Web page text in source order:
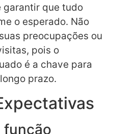
garantir que tudo
o esperado. Não
preocupações ou
pois o
é a chave para
prazo.
função